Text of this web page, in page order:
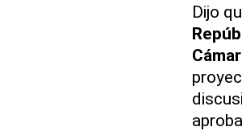
Dijo